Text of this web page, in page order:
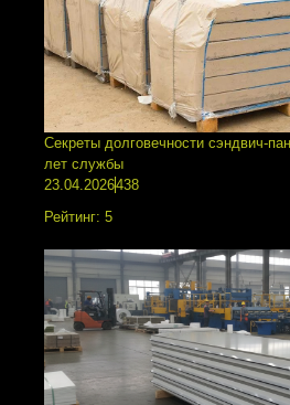
Секреты долговечности сэндвич-
лет службы
23.04.2026438
Рейтинг: 5